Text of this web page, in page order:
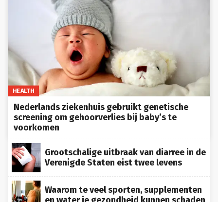
HEALTH
Nederlands ziekenhuis gebruikt genetische
screening om gehoorverlies bij baby’s te
voorkomen
Grootschalige uitbraak van diarree in de
Verenigde Staten eist twee levens
Waarom te veel sporten, supplementen
en water je gezondheid kunnen schaden